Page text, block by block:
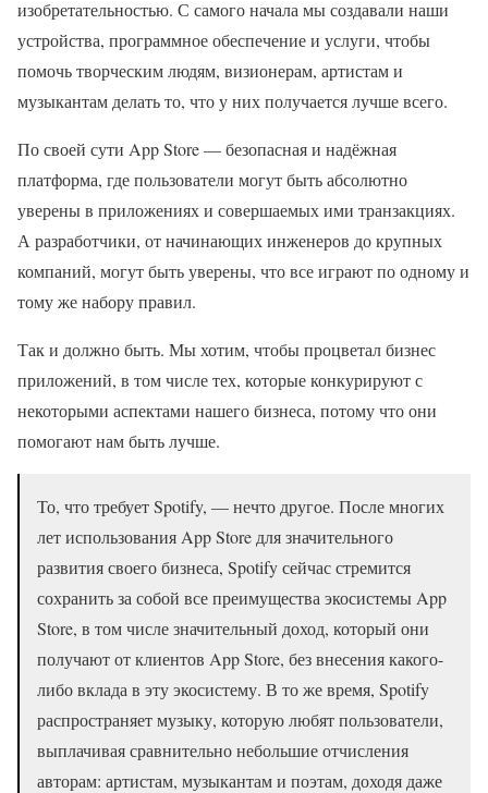
изобретательностью. С самого начала мы создавали наши
устройства, программное обеспечение и услуги, чтобы
помочь творческим людям, визионерам, артистам и
музыкантам делать то, что у них получается лучше всего.
По своей сути App Store — безопасная и надёжная
платформа, где пользователи могут быть абсолютно
уверены в приложениях и совершаемых ими транзакциях.
А разработчики, от начинающих инженеров до крупных
компаний, могут быть уверены, что все играют по одному и
тому же набору правил.
Так и должно быть. Мы хотим, чтобы процветал бизнес
приложений, в том числе тех, которые конкурируют с
некоторыми аспектами нашего бизнеса, потому что они
помогают нам быть лучше.
То, что требует Spotify, — нечто другое. После многих
лет использования App Store для значительного
развития своего бизнеса, Spotify сейчас стремится
сохранить за собой все преимущества экосистемы App
Store, в том числе значительный доход, который они
получают от клиентов App Store, без внесения какого-
либо вклада в эту экосистему. В то же время, Spotify
распространяет музыку, которую любят пользователи,
выплачивая сравнительно небольшие отчисления
авторам: артистам, музыкантам и поэтам, доходя даже